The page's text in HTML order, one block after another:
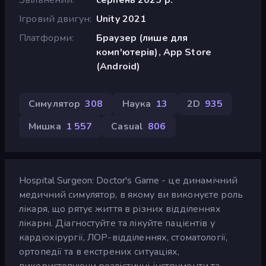
Ігровий двигун Unity 2021
Платформи
Браузер (лише для
комп'ютерів), App Store
(Android)
Симулятор 308 Наука 13 2D 935
Мишка 1 557 Casual 806
Hospital Surgeon: Doctor's Game - це динамічний
медичний симулятор, в якому ви виконуєте роль
лікаря, що рятує життя в різних відділеннях
лікарні. Діагностуйте та лікуйте пацієнтів у
кардіохірургії, ЛОР-відділеннях, стоматології,
ортопедії та в екстрених ситуаціях,